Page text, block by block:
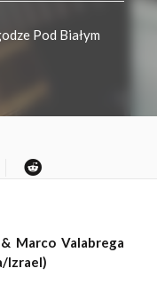
Pod Białym
Marco Valabrega
Izrael)